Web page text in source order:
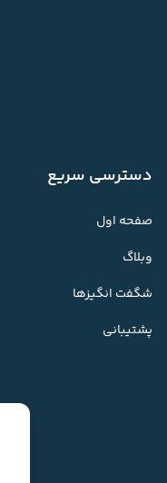
دسترسی سریع
صفحه اول
وبلاگ
شگفت انگیزها
پشتیبانی